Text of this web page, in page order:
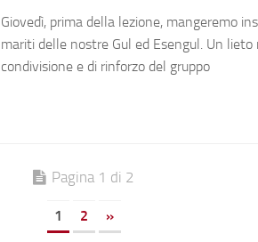
Giovedì, prima della lezione, mangeremo
mariti delle nostre Gul ed Esengul. Un lieto
condivisione e di rinforzo del gruppo
Pagina 1 di 2
1 2 »